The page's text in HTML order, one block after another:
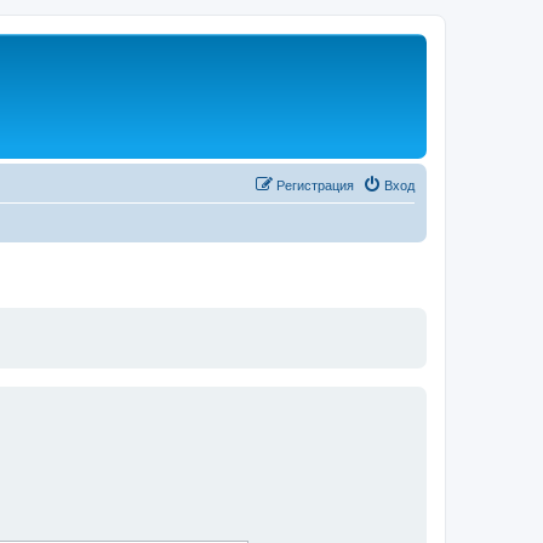
Вход
Регистрация